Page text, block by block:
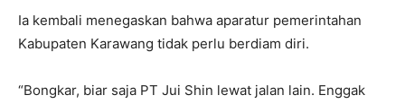
Ia kembali menegaskan bahwa aparatur pemerintahan
Kabupaten Karawang tidak perlu berdiam diri.
“Bongkar, biar saja PT Jui Shin lewat jalan lain. Enggak